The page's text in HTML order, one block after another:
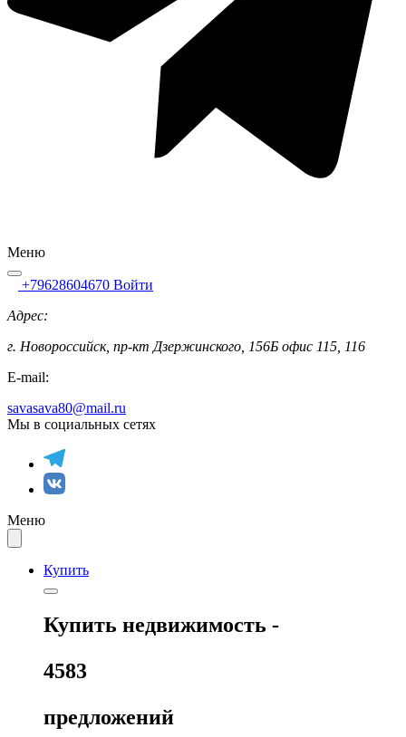
Меню
+79628604670 Войти
Адрес:
г. Новороссийск, пр-кт Дзержинского, 156Б офис 115, 116
E-mail:
savasava80@mail.ru
Мы в социальных сетях
Меню
Купить
Купить недвижимость -
4583
предложений